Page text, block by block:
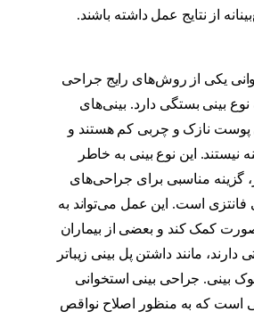
از نتایج عمل داشته باشند.
یکی از روش‌های رایج جراحی
بینی بستگی دارد. بینی‌های
پوست نازک و چربی کم هستند و
نیستند. این نوع بینی به خاطر
مناسبی برای جراحی‌های
فانتزی است. این عمل می‌تواند به
کمک کند و بعضی از بیماران
مانند داشتن پل بینی زیباتر
بینی. جراحی بینی استخوانی
است که به منظور اصلاح نواقص